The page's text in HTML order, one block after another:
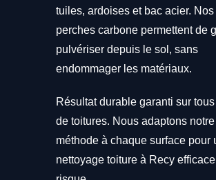
tuiles, ardoises et bac acier. Nos
perches carbone permettent de
pulvériser depuis le sol, sans
endommager les matériaux.
Résultat durable garanti sur
de toitures. Nous adaptons notre
méthode à chaque surface pour
nettoyage toiture à Recy